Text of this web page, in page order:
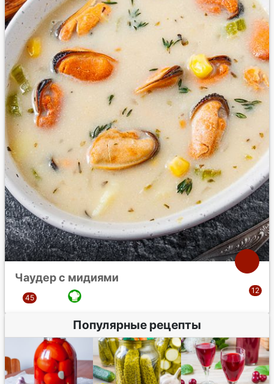
Чаудер с мидиями
Популярные рецепты